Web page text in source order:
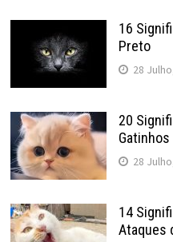
16
Preto
28
20
Gatinhos
28
14
Ataques